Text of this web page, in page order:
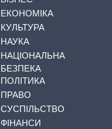
ЕКОНОМІКА
КУЛЬТУРА
НАУКА
НАЦІОНАЛЬНА
БЕЗПЕКА
ПОЛІТИКА
ПРАВО
СУСПІЛЬСТВО
ФІНАНСИ